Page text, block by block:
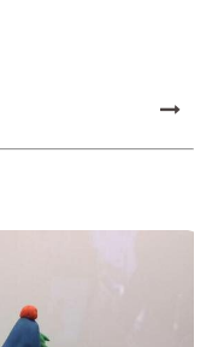
NEXT